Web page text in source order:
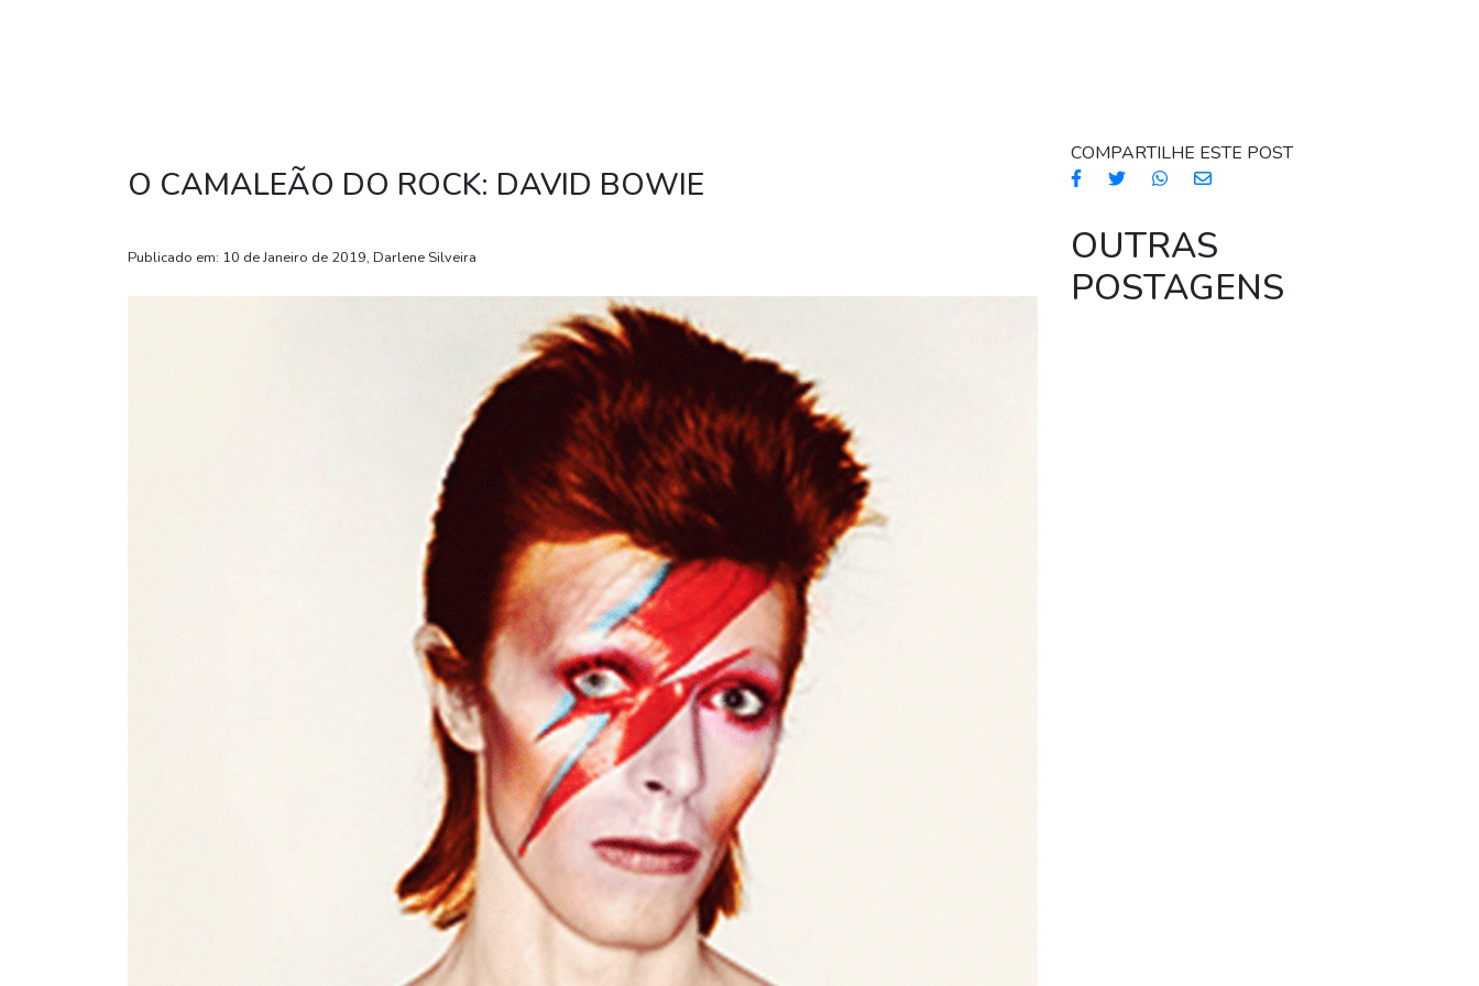
O CAMALEÃO DO ROCK: DAVID BOWIE
Publicado em: 10 de Janeiro de 2019, Darlene Silveira
COMPARTILHE ESTE POST
OUTRAS
POSTAGENS